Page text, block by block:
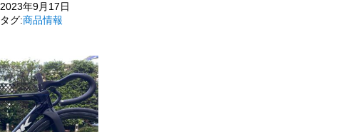
2023年9月17日
タグ:商品情報